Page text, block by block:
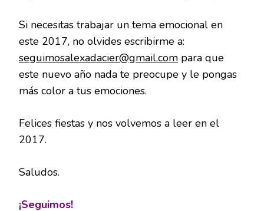
Si necesitas trabajar un tema emocional en
este 2017, no olvides escribirme a:
seguimosalexadacier@gmail.com para que
este nuevo año nada te preocupe y le pongas
más color a tus emociones.
Felices fiestas y nos volvemos a leer en el
2017.
Saludos.
¡Seguimos!